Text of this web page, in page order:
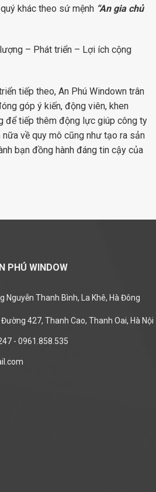
khác theo sứ mệnh “An gia chủ
– Phát triển – Lợi ích cộng
tiếp theo, An Phú Windown trân
góp ý kiến, động viên, khen
để tiếp thêm động lực giúp công ty
nữa về quy mô cũng như tạo ra sản
bạn đồng hành đáng tin cậy của
PHÚ WINDOW
Nguyễn Thanh Bình, La Khê, Hà Đông
427, Thanh Cao, Thanh Oai, Hà Nội
- 0961.858.535